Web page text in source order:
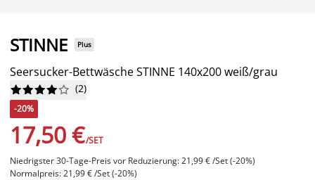
STINNE Plus
Seersucker-Bettwäsche STINNE 140x200 weiß/grau





 (2)
-20%
17,50 €/SET
Niedrigster 30-Tage-Preis vor Reduzierung: 21,99 € /Set (-20%)
Normalpreis: 21,99 € /Set (-20%)